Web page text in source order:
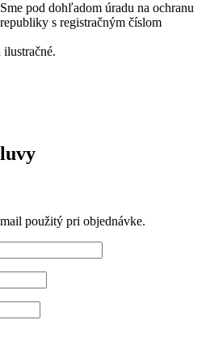
pod dohľadom úradu na ochranu
s registračným číslom
použitý pri objednávke.